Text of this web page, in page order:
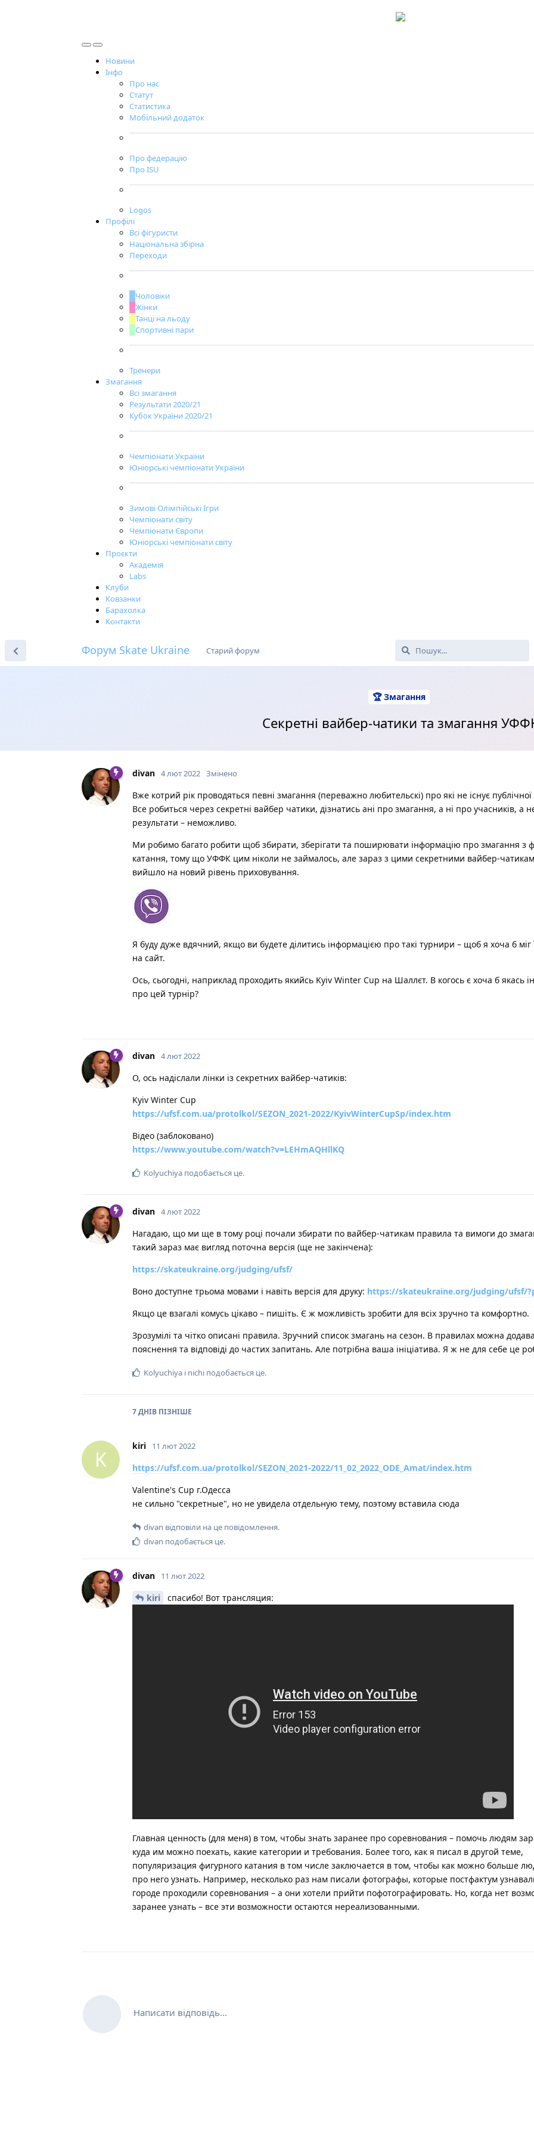
Новини
Інфо
Про нас
Статут
Статистика
Мобільний додаток
Про федерацію
Про ISU
Logos
Профілі
Всі фігуристи
Національна збірна
Переходи
Чоловіки
Жінки
Танці на льоду
Спортивні пари
Тренери
Змагання
Всі змагання
Результати 2020/21
Кубок України 2020/21
Чемпіонати України
Юніорські чемпіонати України
Зимові Олімпійські Ігри
Чемпіонати світу
Чемпіонати Європи
Юніорські чемпіонати світу
Проєкти
Академія
Labs
Клуби
Ковзанки
Барахолка
Контакти
Форум Skate Ukraine Старий форум
🏆 Змагання
Секретні вайбер-чатики та змагання
divan 4 лют 2022 Змінено
Вже котрий рік проводяться певні змагання (переважно любительскі) про які не існує публічної
Все робиться через секретні вайбер чатики, дізнатись ані про змагання, а ні про учасників, а
результати – неможливо.
Ми робимо багато робити щоб збирати, зберігати та поширювати інформацію про змагання з
катання, тому що УФФК цим ніколи не займалось, але зараз з цими секретними вайбер-
вийшло на новий рівень приховування.
Я буду дуже вдячний, якщо ви будете ділитись інформацією про такі турнири – щоб я хоча б міг
на сайт.
Ось, сьогодні, наприклад проходить якийсь Kyiv Winter Cup на Шаллєт. В когось є хоча б якась
про цей турнір?
divan 4 лют 2022
О, ось надіслали лінки із секретних вайбер-чатиків:
Kyiv Winter Cup
https://ufsf.com.ua/protolkol/SEZON_2021-2022/KyivWinterCupSp/index.htm
Відео (заблоковано)
https://www.youtube.com/watch?v=LEHmAQHllKQ
Kolyuchiya подобається це.
divan 4 лют 2022
Нагадаю, що ми ще в тому році почали збирати по вайбер-чатикам правила та вимоги до
такий зараз має вигляд поточна версія (ще не закінчена):
https://skateukraine.org/judging/ufsf/
Воно доступне трьома мовами і навіть версія для друку: https://skateukraine.org/judging/ufsf/
Якщо це взагалі комусь цікаво – пишіть. Є ж можливість зробити для всіх зручно та комфортно.
Зрозумілі та чітко описані правила. Зручний список змагань на сезон. В правилах можна
пояснення та відповіді до частих запитань. Але потрібна ваша ініціатива. Я ж не для себе це
Kolyuchiya і nichi подобається це.
7 ДНІВ ПІЗНІШЕ
K
kiri 11 лют 2022
https://ufsf.com.ua/protolkol/SEZON_2021-2022/11_02_2022_ODE_Amat/index.htm
Valentine's Cup г.Одесса
не сильно "секретные", но не увидела отдельную тему, поэтому вставила сюда
divan відповіли на це повідомлення.
divan подобається це.
divan 11 лют 2022
kiri спасибо! Вот трансляция:
Главная ценность (для меня) в том, чтобы знать заранее про соревнования – помочь людям
куда им можно поехать, какие категории и требования. Более того, как я писал в другой теме,
популяризация фигурного катания в том числе заключается в том, чтобы как можно больше
про него узнать. Например, несколько раз нам писали фотографы, которые постфактум
городе проходили соревнования – а они хотели прийти пофотографировать. Но, когда нет
заранее узнать – все эти возможности остаются нереализованными.
Написати відповідь...